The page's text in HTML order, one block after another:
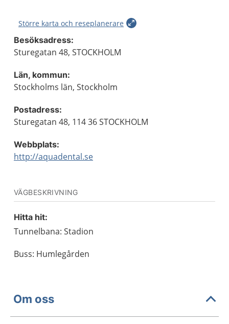
Större karta och reseplanerare
Besöksadress:
Sturegatan 48, STOCKHOLM
Län, kommun:
Stockholms län, Stockholm
Postadress:
Sturegatan 48, 114 36 STOCKHOLM
Webbplats:
http://aquadental.se
VÄGBESKRIVNING
Hitta hit:
Tunnelbana: Stadion
Buss: Humlegården
Om oss